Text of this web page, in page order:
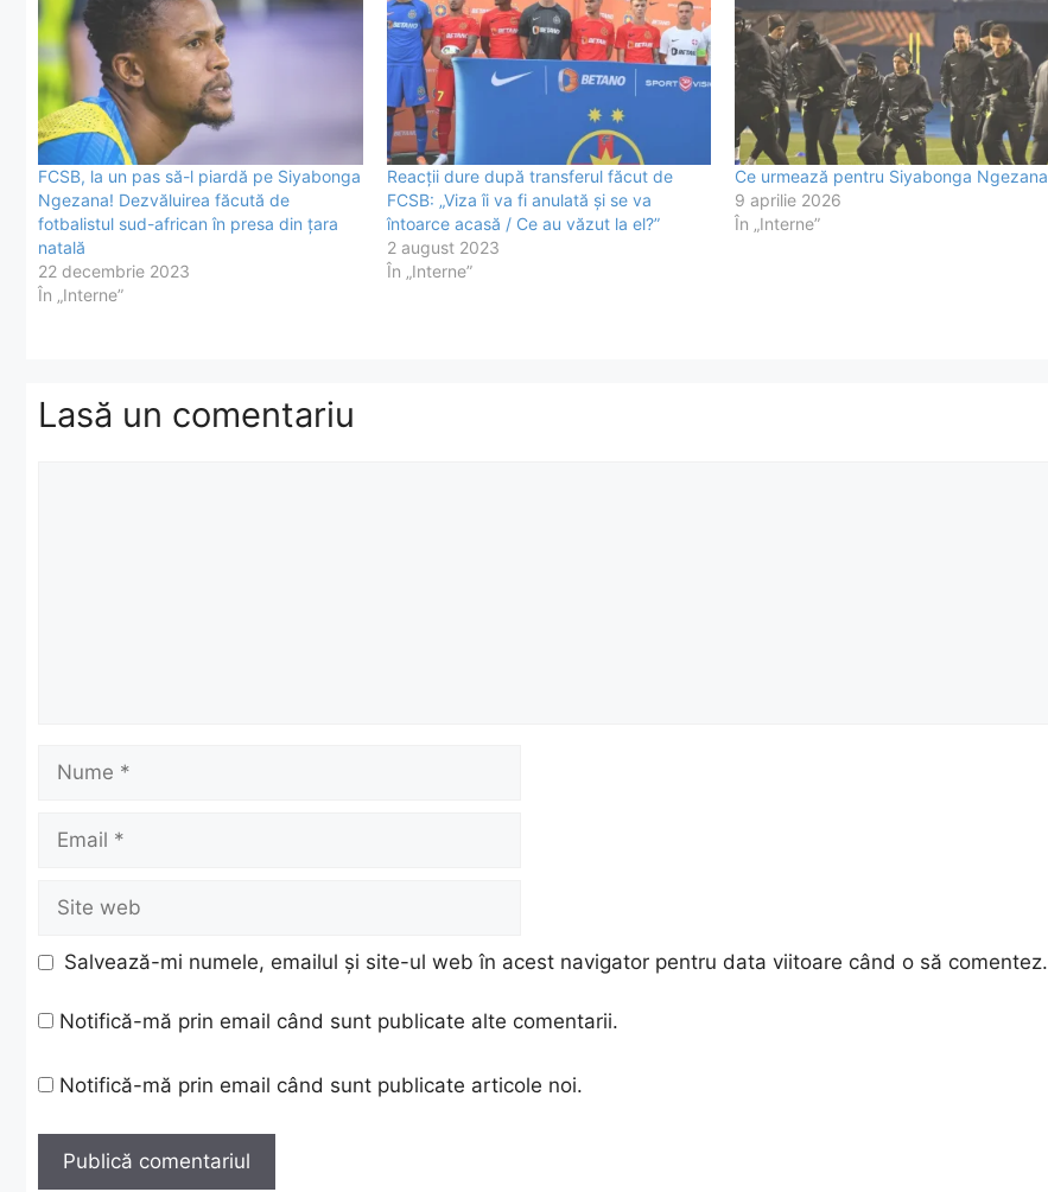
FCSB, la un pas să-l piardă pe Siyabonga
Ngezana! Dezvăluirea făcută de
fotbalistul sud-african în presa din țara
natală
22 decembrie 2023
În „Interne”
Reacții dure după transferul făcut de
FCSB: „Viza îi va fi anulată și se va
întoarce acasă / Ce au văzut la el?”
2 august 2023
În „Interne”
Ce urmează pentru Siyabonga Ngezana
9 aprilie 2026
În „Interne”
Lasă un comentariu
web
Salvează-mi numele, emailul și site-ul web în acest navigator pentru data viitoare când o să comentez.
Notifică-mă prin email când sunt publicate alte comentarii.
Notifică-mă prin email când sunt publicate articole noi.